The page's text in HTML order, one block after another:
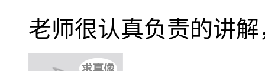
老师很认真负责的讲